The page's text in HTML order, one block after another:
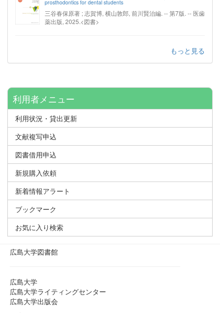
prosthodontics for dental students
三谷春保原著 ; 志賀博, 横山敦郎, 前川賢治編. -- 第7版. -- 医歯
薬出版, 2025.<図書>
もっと見る
利用者メニュー
利用状況・貸出更新
文献複写申込
図書借用申込
新規購入依頼
新着情報アラート
ブックマーク
お気に入り検索
広島大学図書館
広島大学
広島大学ライティングセンター
広島大学出版会